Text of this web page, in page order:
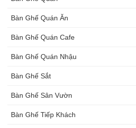
Bàn Ghế Quán Ăn
Bàn Ghế Quán Cafe
Bàn Ghế Quán Nhậu
Bàn Ghế Sắt
Bàn Ghế Sân Vườn
Bàn Ghế Tiếp Khách